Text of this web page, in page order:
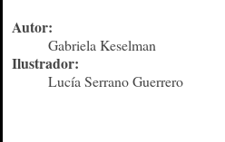
Autor:
Gabriela Keselman
Ilustrador:
Lucía Serrano Guerrero